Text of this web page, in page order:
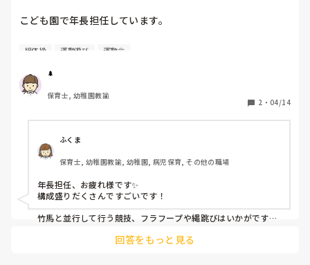
こども園で年長担任しています。
年長の運動会で竹馬をします。構成として組体操やフラッグ
ってます。
ストーリーの作り方としてなにがよい題材があれば教えてい
ただきたいです。
よい競技があれば聞きたいです！
組体操 運動遊び 運動会
🌲
保育士, 幼稚園教諭
2 ・ 04/14
ふくま
保育士, 幼稚園教諭, 幼稚園, 病児保育, その他の職場
年長担任、お疲れ様です✨
構成盛りだくさんですごいです！
竹馬と並行して行う競技、フラフープや縄跳びはいかがです
回答をもっと見る